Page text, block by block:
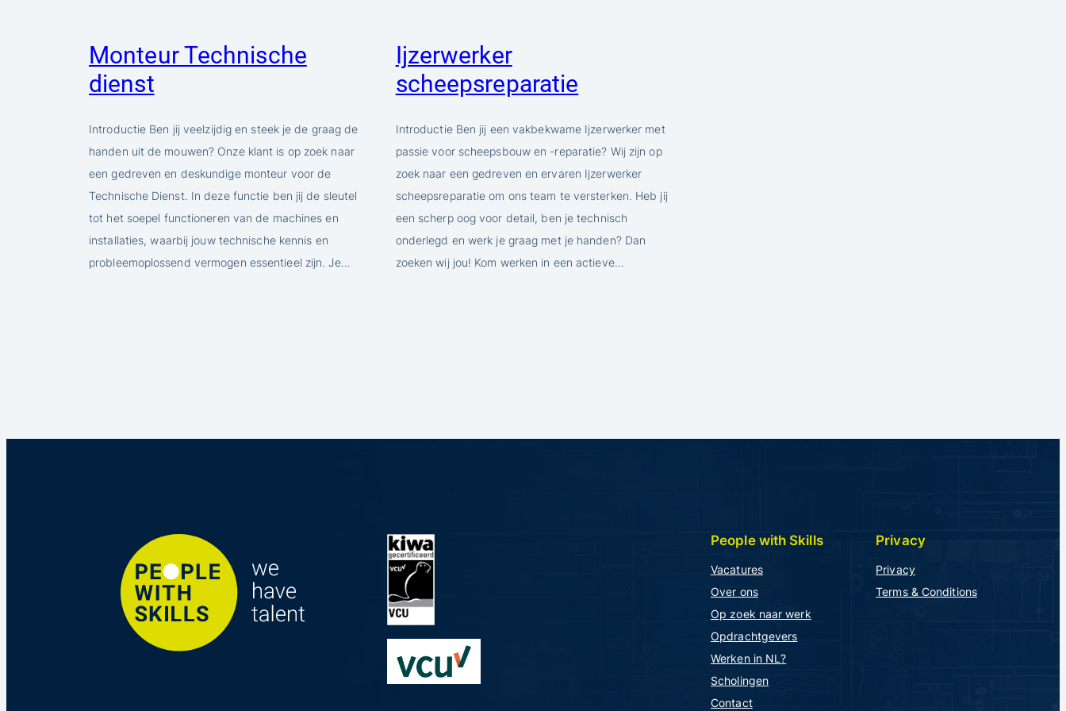
Monteur Technische
dienst
Introductie Ben jij veelzijdig en steek je de graag de
handen uit de mouwen? Onze klant is op zoek naar
een gedreven en deskundige monteur voor de
Technische Dienst. In deze functie ben jij de sleutel
tot het soepel functioneren van de machines en
installaties, waarbij jouw technische kennis en
probleemoplossend vermogen essentieel zijn. Je…
Ijzerwerker
scheepsreparatie
Introductie Ben jij een vakbekwame Ijzerwerker met
passie voor scheepsbouw en -reparatie? Wij zijn op
zoek naar een gedreven en ervaren Ijzerwerker
scheepsreparatie om ons team te versterken. Heb jij
een scherp oog voor detail, ben je technisch
onderlegd en werk je graag met je handen? Dan
zoeken wij jou! Kom werken in een actieve…
People with Skills
Vacatures
Over ons
Op zoek naar werk
Opdrachtgevers
Werken in NL?
Scholingen
Contact
Privacy
Privacy
Terms & Conditions